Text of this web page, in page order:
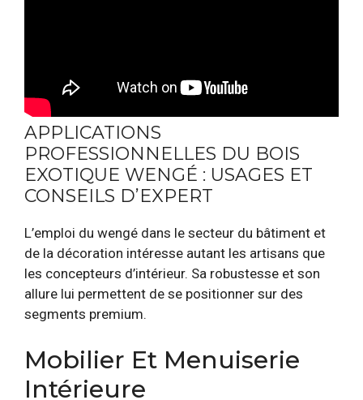
APPLICATIONS
PROFESSIONNELLES DU BOIS
EXOTIQUE WENGÉ : USAGES ET
CONSEILS D’EXPERT
L’emploi du wengé dans le secteur du bâtiment et
de la décoration intéresse autant les artisans que
les concepteurs d’intérieur. Sa robustesse et son
allure lui permettent de se positionner sur des
segments premium.
Mobilier Et Menuiserie
Intérieure